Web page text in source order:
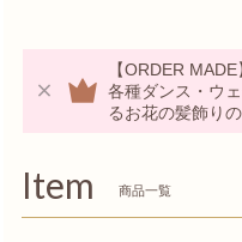
【ORDER MADE
各種ダンス・ウ
るお花の髪飾り
Item 商品一覧